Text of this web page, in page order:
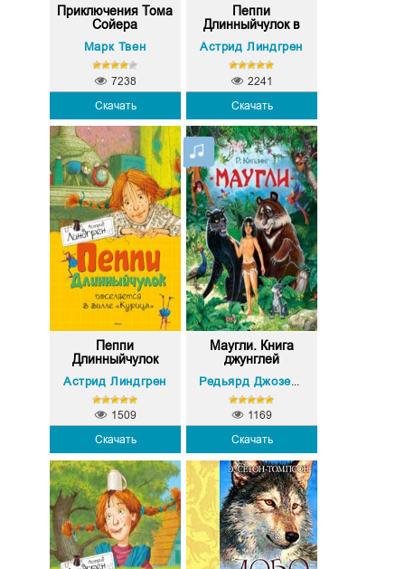
Приключения Тома
Сойера
Марк Твен
Скачать
7238
Пеппи
Длинныйчулок в
стр...
Астрид Линдгрен
Скачать
2241
Пеппи
Длинныйчулок
Астрид Линдгрен
Скачать
1509
Маугли. Книга
джунглей
Редьярд Джозеф Киплинг
Скачать
1169